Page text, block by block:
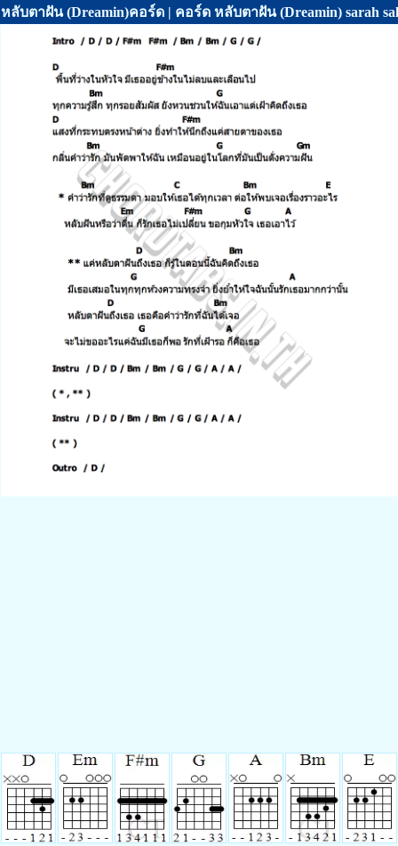
หลับตาฝัน (Dreamin)คอร์ด | คอร์ด หลับตาฝัน (Dreamin) sarah